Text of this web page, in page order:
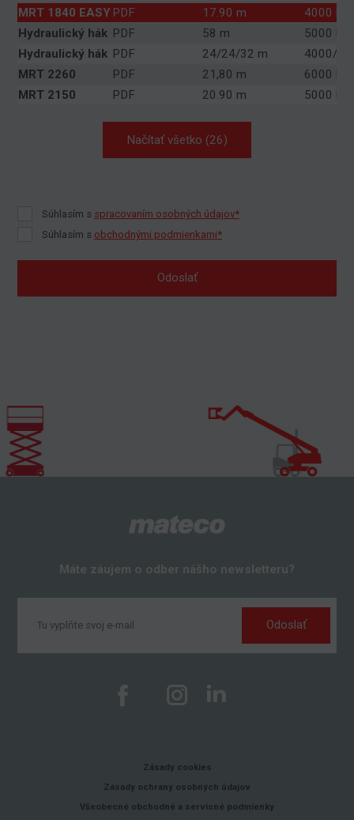
MRT 1840 EASY PDF 17.90 m
4000 kg
Hydraulický hák PDF 58 m
5000 kg
Hydraulický hák PDF 24/24/32 m
4000/
MRT 2260
PDF 21,80 m
6000 kg
MRT 2150
PDF 20.90 m 5000 kg
Načítať všetko (26)
Súhlasím s spracovaním osobných údajov*
Súhlasím s obchodnými podmienkami*
Odoslať
Máte záujem o odber nášho newsletteru?
Odoslať
Zásady cookies
Zásady ochrany osobných údajov
Všeobecné obchodné a servisné podmienky